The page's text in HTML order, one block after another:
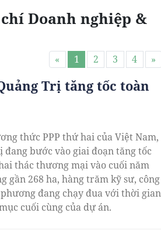
Doanh nghiệp &
« 1 2 3 4 »
Trị tăng tốc toàn
thức PPP thứ hai của Việt Nam,
đang bước vào giai đoạn tăng tốc
thác thương mại vào cuối năm
gần 268 ha, hàng trăm kỹ sư, công
đang chạy đua với thời gian
cuối cùng của dự án.